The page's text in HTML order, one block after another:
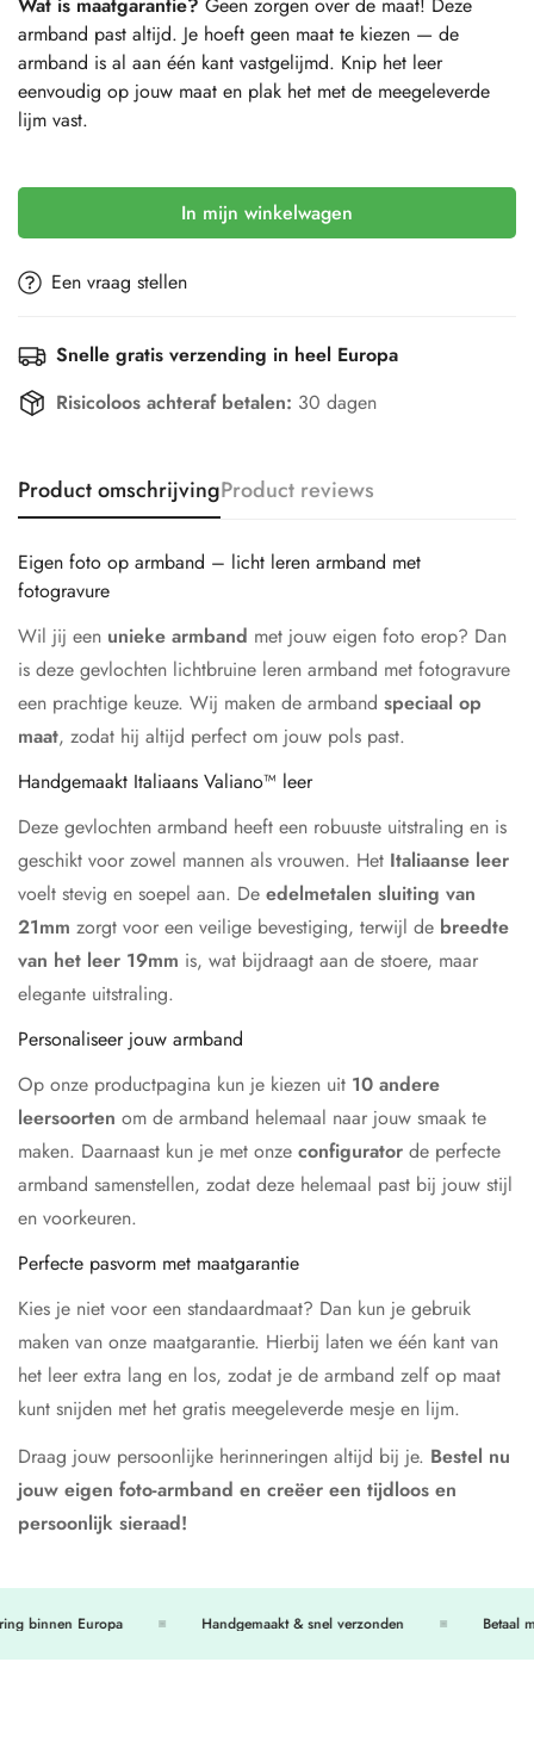
Wat is maatgarantie? Geen zorgen over de maat! Deze
armband past altijd. Je hoeft geen maat te kiezen — de
armband is al aan één kant vastgelijmd. Knip het leer
eenvoudig op jouw maat en plak het met de meegeleverde
lijm vast.
Selection will addto the price
In mijn winkelwagen
Een vraag stellen
Snelle gratis verzending in heel Europa
Risicoloos achteraf betalen: 30 dagen
Product omschrijvingProduct reviews
Eigen foto op armband – licht leren armband met
fotogravure
Wil jij een unieke armband met jouw eigen foto erop? Dan
is deze gevlochten lichtbruine leren armband met fotogravure
een prachtige keuze. Wij maken de armband speciaal op
maat, zodat hij altijd perfect om jouw pols past.
Handgemaakt Italiaans Valiano™ leer
Deze gevlochten armband heeft een robuuste uitstraling en is
geschikt voor zowel mannen als vrouwen. Het Italiaanse leer
voelt stevig en soepel aan. De edelmetalen sluiting van
21mm zorgt voor een veilige bevestiging, terwijl de breedte
van het leer 19mm is, wat bijdraagt aan de stoere, maar
elegante uitstraling.
Personaliseer jouw armband
Op onze productpagina kun je kiezen uit 10 andere
leersoorten om de armband helemaal naar jouw smaak te
maken. Daarnaast kun je met onze configurator de perfecte
armband samenstellen, zodat deze helemaal past bij jouw stijl
en voorkeuren.
Perfecte pasvorm met maatgarantie
Kies je niet voor een standaardmaat? Dan kun je gebruik
maken van onze maatgarantie. Hierbij laten we één kant van
het leer extra lang en los, zodat je de armband zelf op maat
kunt snijden met het gratis meegeleverde mesje en lijm.
Draag jouw persoonlijke herinneringen altijd bij je. Bestel nu
jouw eigen foto-armband en creëer een tijdloos en
persoonlijk sieraad!
binnen Europa Handgemaakt & snel verzonden Betaal